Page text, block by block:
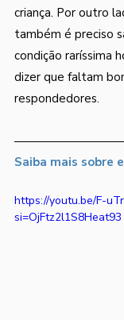
criança. Por outro
também é preciso
condição raríssima
dizer que faltam
respondedores.
Saiba mais sobre
https://youtu.be/F-
si=OjFtz2l1S8Heat93